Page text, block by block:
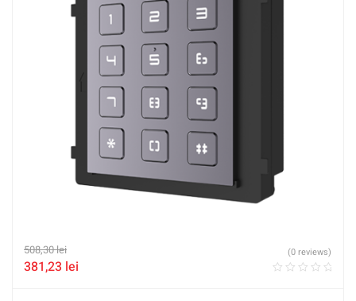
508,30lei
381,23 lei
(0 reviews)